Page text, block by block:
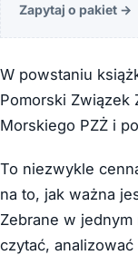
Zapytaj o pakiet →
W powstaniu
Pomorski Związek
Morskiego PZŻ i
To niezwykle
na to, jak ważna
Zebrane w
czytać,